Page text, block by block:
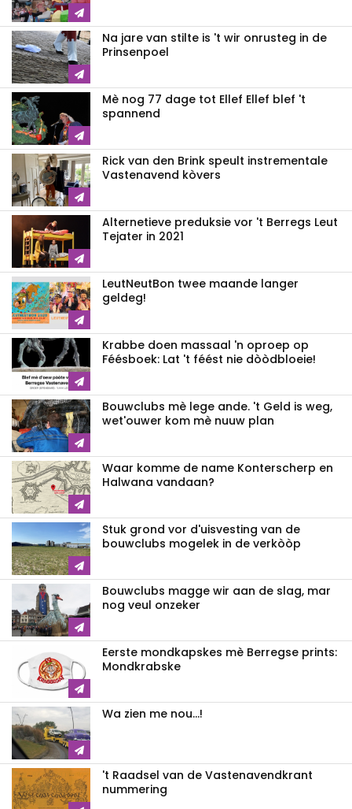
Na jare van stilte is 't wir onrusteg in de
Prinsenpoel
Mè nog 77 dage tot Ellef Ellef blef 't
spannend
Rick van den Brink speult instrementale
Vastenavend kòvers
Alternetieve preduksie vor 't Berregs Leut
Tejater in 2021
LeutNeutBon twee maande langer
geldeg!
Krabbe doen massaal 'n oproep op
Féésboek: Lat 't féést nie dòòdbloeie!
Bouwclubs mè lege ande. 't Geld is weg,
wet'ouwer kom mè nuuw plan
Waar komme de name Konterscherp en
Halwana vandaan?
Stuk grond vor d'uisvesting van de
bouwclubs mogelek in de verkòòp
Bouwclubs magge wir aan de slag, mar
nog veul onzeker
Eerste mondkapskes mè Berregse prints:
Mondkrabske
Wa zien me nou...!
't Raadsel van de Vastenavendkrant
nummering